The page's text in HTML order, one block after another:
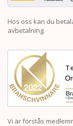
Hos oss kan du
avbetalning.
Vi är förstås